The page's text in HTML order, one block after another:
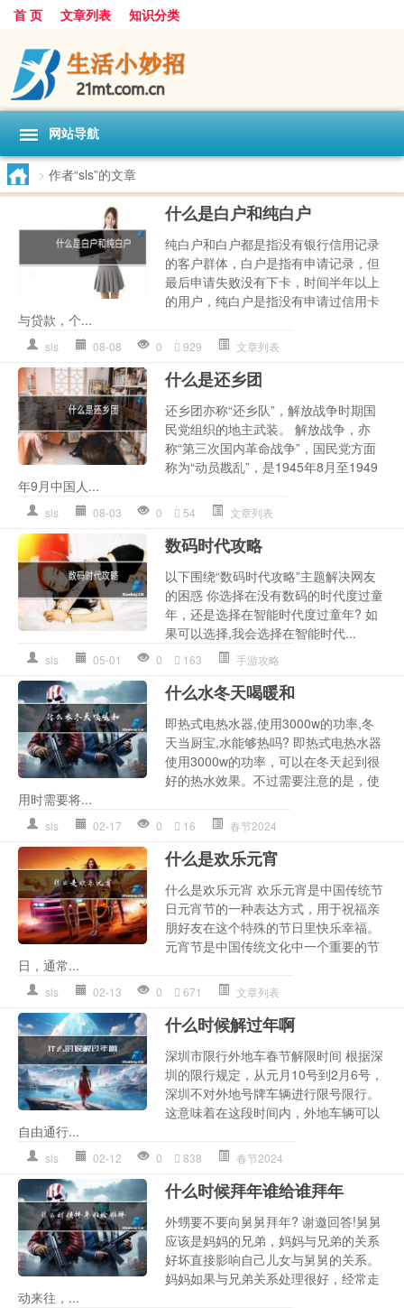
首 页 文章列表 知识分类
网站导航
> 作者“sls”的文章
什么是白户和纯白户
纯白户和白户都是指没有银行信用记录
的客户群体，白户是指有申请记录，但
最后申请失败没有下卡，时间半年以上
的用户，纯白户是指没有申请过信用卡
与贷款，个...
sls 08-08 0 929 文章列表
什么是还乡团
还乡团亦称“还乡队”，解放战争时期国
民党组织的地主武装。 解放战争，亦
称“第三次国内革命战争”，国民党方面
称为“动员戡乱”，是1945年8月至1949
年9月中国人...
sls 08-03 0 54 文章列表
数码时代攻略
以下围绕“数码时代攻略”主题解决网友
的困惑 你选择在没有数码的时代度过童
年，还是选择在智能时代度过童年? 如
果可以选择,我会选择在智能时代...
sls 05-01 0 163 手游攻略
什么水冬天喝暖和
即热式电热水器,使用3000w的功率,冬
天当厨宝,水能够热吗? 即热式电热水器
使用3000w的功率，可以在冬天起到很
好的热水效果。不过需要注意的是，使
用时需要将...
sls 02-17 0 16 春节2024
什么是欢乐元宵
什么是欢乐元宵 欢乐元宵是中国传统节
日元宵节的一种表达方式，用于祝福亲
朋好友在这个特殊的节日里快乐幸福。
元宵节是中国传统文化中一个重要的节
日，通常...
sls 02-13 0 671 文章列表
什么时候解过年啊
深圳市限行外地车春节解限时间 根据深
圳的限行规定，从元月10号到2月6号，
深圳不对外地号牌车辆进行限号限行。
这意味着在这段时间内，外地车辆可以
自由通行...
sls 02-12 0 838 春节2024
什么时候拜年谁给谁拜年
外甥要不要向舅舅拜年? 谢邀回答!舅舅
应该是妈妈的兄弟，妈妈与兄弟的关系
好坏直接影响自己儿女与舅舅的关系。
妈妈如果与兄弟关系处理很好，经常走
动来往，...